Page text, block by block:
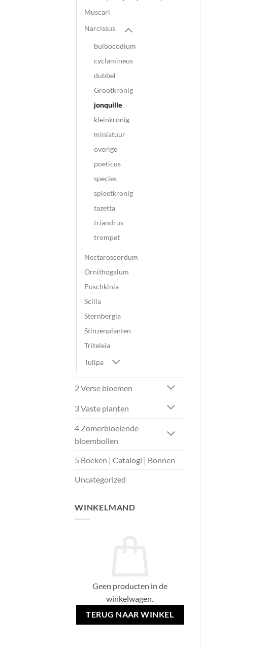
Muscari
Narcissus
bulbocodium
cyclamineus
dubbel
Grootkronig
jonquille
kleinkronig
miniatuur
overige
poeticus
species
spleetkronig
tazetta
triandrus
trompet
Nectaroscordum
Ornithogalum
Puschkinia
Scilla
Sternbergia
Stinzenplanten
Triteleia
Tulipa
2 Verse bloemen
3 Vaste planten
4 Zomerbloeiende
bloembollen
5 Boeken | Catalogi | Bonnen
Uncategorized
WINKELMAND
Geen producten in de
winkelwagen.
TERUG NAAR WINKEL